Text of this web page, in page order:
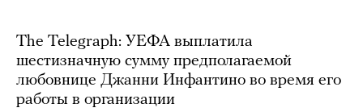
The Telegraph: УЕФА выплатила
шестизначную сумму предполагаемой
любовнице Джанни Инфантино во время его
работы в организации